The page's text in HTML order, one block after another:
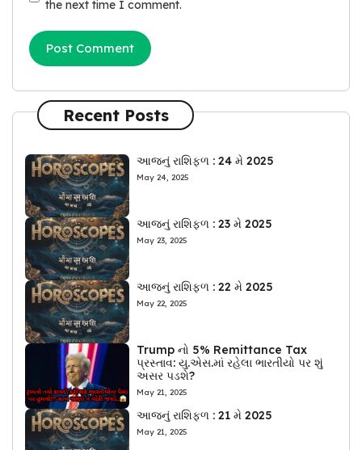
the next time I comment.
Recent Posts
આજનું રાશિફળ : 24 મે 2025
May 24, 2025
આજનું રાશિફળ : 23 મે 2025
May 23, 2025
આજનું રાશિફળ : 22 મે 2025
May 22, 2025
Trump નો 5% Remittance Tax
પ્રસ્તાવ: યુ.એસ.માં રહેલા ભારતીયો પર શું
અસર પડશે?
May 21, 2025
આજનું રાશિફળ : 21 મે 2025
May 21, 2025